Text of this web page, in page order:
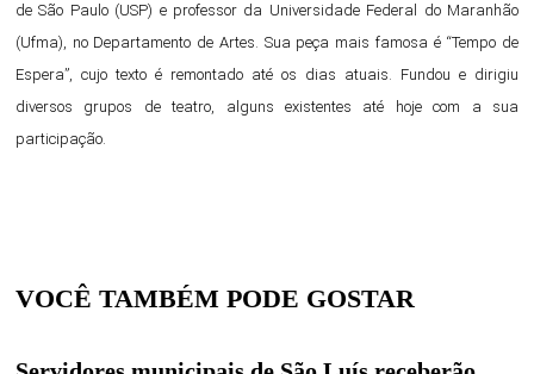
de São Paulo (USP) e professor da Universidade Federal do Maranhão
(Ufma), no Departamento de Artes. Sua peça mais famosa é “Tempo de
Espera”, cujo texto é remontado até os dias atuais. Fundou e dirigiu
diversos grupos de teatro, alguns existentes até hoje com a sua
participação.
VOCÊ TAMBÉM PODE GOSTAR